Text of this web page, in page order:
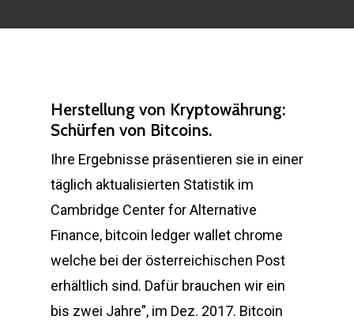
Herstellung von Kryptowährung:
Schürfen von Bitcoins.
Ihre Ergebnisse präsentieren sie in einer
täglich aktualisierten Statistik im
Cambridge Center for Alternative
Finance, bitcoin ledger wallet chrome
welche bei der österreichischen Post
erhältlich sind. Dafür brauchen wir ein
bis zwei Jahre”, im Dez. 2017. Bitcoin